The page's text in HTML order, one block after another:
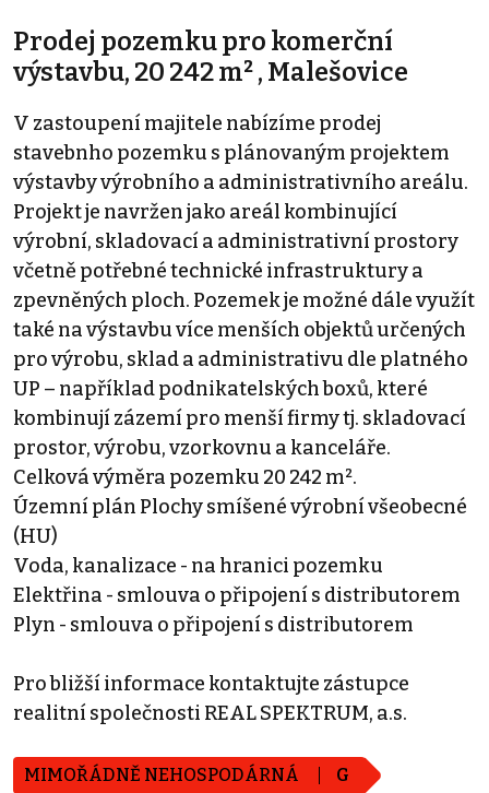
Prodej pozemku pro komerční
výstavbu, 20 242 m² , Malešovice
V zastoupení majitele nabízíme prodej
stavebnho pozemku s plánovaným projektem
výstavby výrobního a administrativního areálu.
Projekt je navržen jako areál kombinující
výrobní, skladovací a administrativní prostory
včetně potřebné technické infrastruktury a
zpevněných ploch. Pozemek je možné dále využít
také na výstavbu více menších objektů určených
pro výrobu, sklad a administrativu dle platného
UP – například podnikatelských boxů, které
kombinují zázemí pro menší firmy tj. skladovací
prostor, výrobu, vzorkovnu a kanceláře.
Celková výměra pozemku 20 242 m².
Územní plán Plochy smíšené výrobní všeobecné
(HU)
Voda, kanalizace - na hranici pozemku
Elektřina - smlouva o připojení s distributorem
Plyn - smlouva o připojení s distributorem
Pro bližší informace kontaktujte zástupce
realitní společnosti REAL SPEKTRUM, a.s.
MIMOŘÁDNĚ NEHOSPODÁRNÁ G